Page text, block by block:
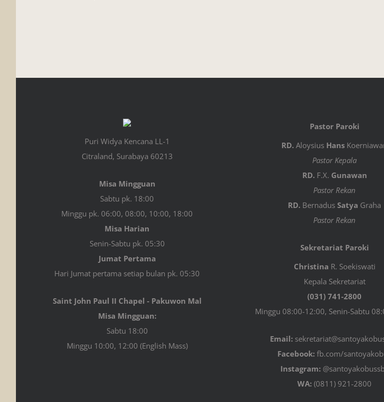
Puri Widya Kencana LL-1
Citraland, Surabaya 60213
Misa Mingguan
Sabtu pk. 18:00
Minggu pk. 06:00, 08:00, 10:00, 18:00
Misa Harian
Senin-Sabtu pk. 05:30
Jumat Pertama
Hari Jumat pertama setiap bulan pk. 05:30
Saint John Paul II Chapel - Pakuwon Mal
Misa Mingguan:
Sabtu 18:00
Minggu 10:00, 12:00 (English Mass)
Pastor Paroki
RD. Aloysius Hans
Pastor Kepala
RD.F.X. Gunawan
Pastor Rekan
RD. BernadusSatya Graha
Pastor Rekan
Sekretariat Paroki
Christina R. Soekiswati
Kepala Sekretariat
(031) 741-2800
Minggu 08:00-12:00, Senin-Sabtu
Email:
Facebook: fb.com/
Instagram:
WA: (0811) 921-2800